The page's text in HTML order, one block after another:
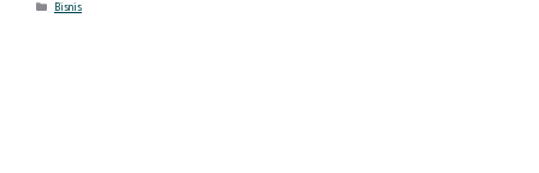
Categories
Bisnis